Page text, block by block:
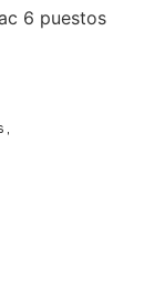
6 puestos
,